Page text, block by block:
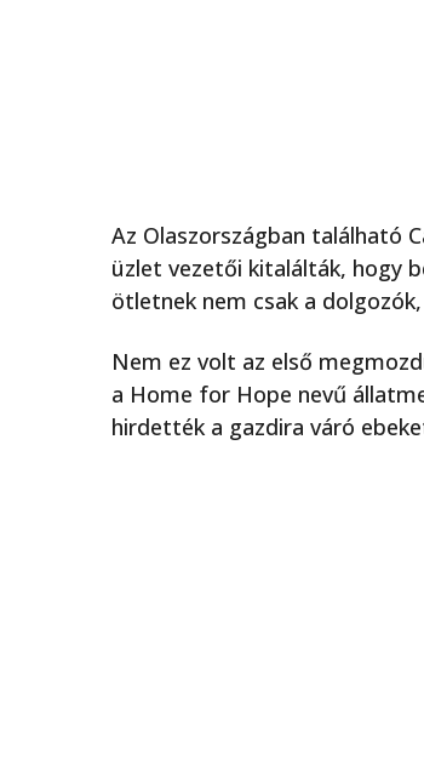
Az Olaszországban található
üzlet vezetői kitalálták, hogy
ötletnek nem csak a
Nem ez volt az első
a Home for Hope nevű
hirdették a gazdira váró